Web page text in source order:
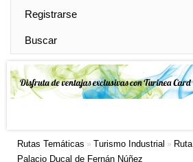
Registrarse
Buscar
Rutas Temáticas » Turismo Industrial »
Palacio Ducal de Fernán Núñez